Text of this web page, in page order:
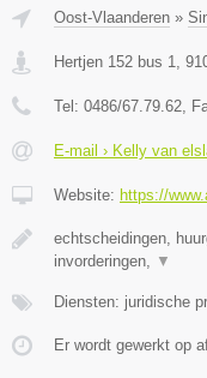
Oost-Vlaanderen »
Hertjen 152 bus 1
Tel: 0486/67.79.62 ,
E-mail › Kelly van
Website: https://
echtscheidingen,
invorderingen,
▼
Diensten: juridische
Er wordt gewerkt op